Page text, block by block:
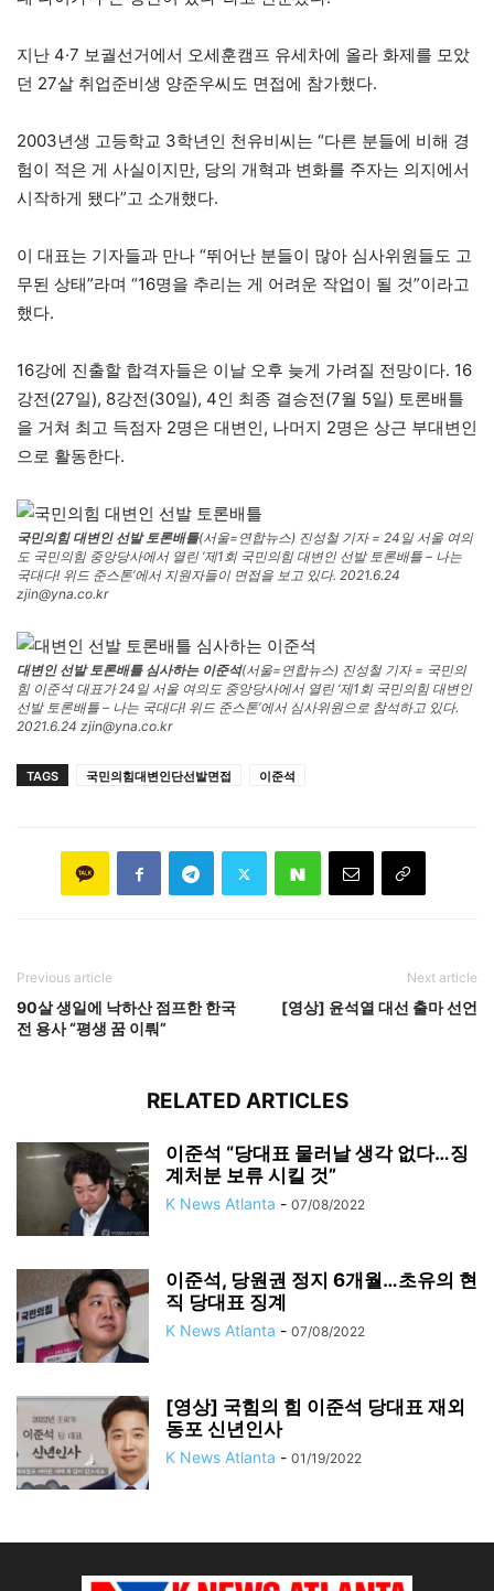
지난 4·7 보궐선거에서 오세훈캠프 유세차에 올라 화제를 모았
던 27살 취업준비생 양준우씨도 면접에 참가했다.
2003년생 고등학교 3학년인 천유비씨는 “다른 분들에 비해 경
험이 적은 게 사실이지만, 당의 개혁과 변화를 주자는 의지에서
시작하게 됐다”고 소개했다.
이 대표는 기자들과 만나 “뛰어난 분들이 많아 심사위원들도 고
무된 상태”라며 “16명을 추리는 게 어려운 작업이 될 것”이라고
했다.
16강에 진출할 합격자들은 이날 오후 늦게 가려질 전망이다. 16
강전(27일), 8강전(30일), 4인 최종 결승전(7월 5일) 토론배틀
을 거쳐 최고 득점자 2명은 대변인, 나머지 2명은 상근 부대변인
으로 활동한다.
국민의힘 대변인 선발 토론배틀(서울=연합뉴스) 진성철 기자 = 24일 서울 여의
도 국민의힘 중앙당사에서 열린 ‘제1회 국민의힘 대변인 선발 토론배틀 – 나는
국대다! 위드 준스톤’에서 지원자들이 면접을 보고 있다. 2021.6.24
zjin@yna.co.kr
대변인 선발 토론배틀 심사하는 이준석(서울=연합뉴스) 진성철 기자 = 국민의
힘 이준석 대표가 24일 서울 여의도 중앙당사에서 열린 ‘제1회 국민의힘 대변인
선발 토론배틀 – 나는 국대다! 위드 준스톤’에서 심사위원으로 참석하고 있다.
2021.6.24 zjin@yna.co.kr
TAGS 국민의힘대변인단선발면접 이준석
Previous article
90살 생일에 낙하산 점프한 한국
전 용사 “평생 꿈 이뤄”
Next article
[영상] 윤석열 대선 출마 선언
RELATED ARTICLES
이준석 “당대표 물러날 생각 없다…징
계처분 보류 시킬 것”
K News Atlanta - 07/08/2022
이준석, 당원권 정지 6개월…초유의 현
직 당대표 징계
K News Atlanta - 07/08/2022
[영상] 국힘의 힘 이준석 당대표 재외
동포 신년인사
K News Atlanta - 01/19/2022